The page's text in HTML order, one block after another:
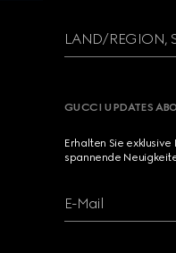
LAND/REGION,
GUCCI UPDATES
Erhalten Sie
spannende
E-Mail